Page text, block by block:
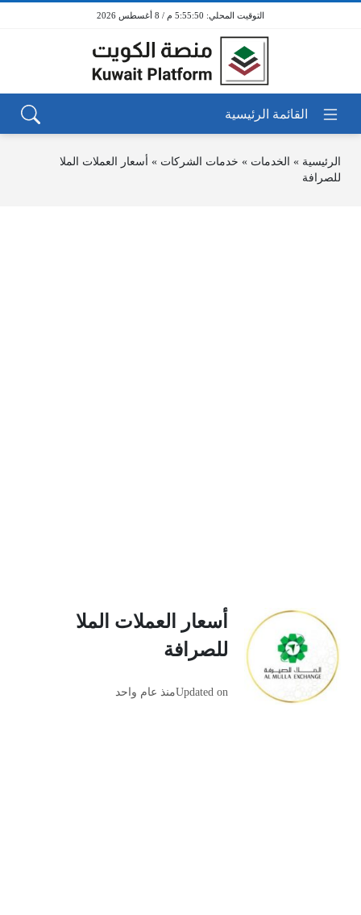
5:55:50 م / 8 أغسطس 2026
الرئيسية » الخدمات » خدمات الشركات » أسعار العملات الملا
للصرافة
أسعار العملات الملا
للصرافة
Updated onمنذ عام واحد